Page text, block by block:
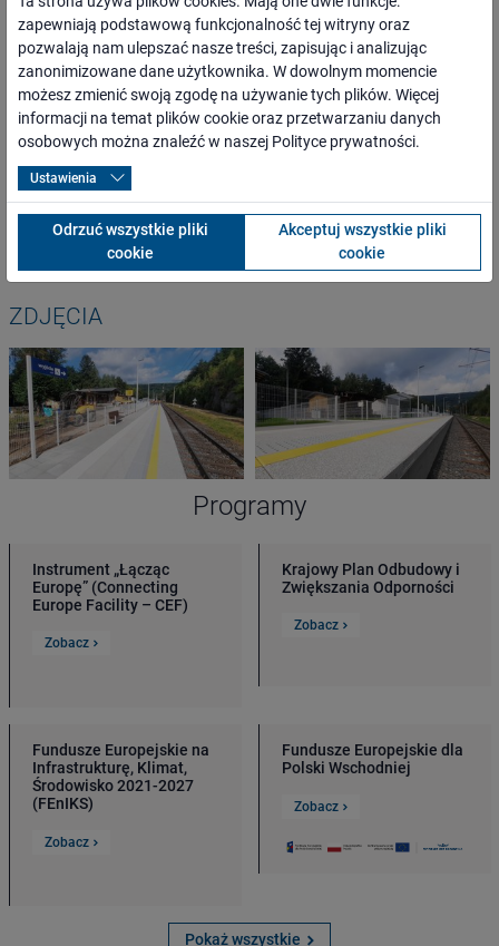
osoby o ograniczonej możliwości poruszania się,
przewoźnicy oraz inni kontrahenci,
media lokalne, regionalne, branżowe i ogólnopolskie,
administracja rządowa i samorządowa,
organizacje pozarządowe.
WARTOŚĆ PROJEKTU
1 562 270,00 PLN
ZDJĘCIA
Programy
Instrument „Łącząc
Europę” (Connecting
Europe Facility – CEF)
Zobacz
Krajowy Plan Odbudowy i
Zwiększania Odporności
Zobacz
Fundusze Europejskie na
Infrastrukturę, Klimat,
Środowisko 2021-2027
(FEnIKS)
Zobacz
Fundusze Europejskie dla
Polski Wschodniej
Zobacz
Pokaż wszystkie
zapewniają podstawową funkcjonalność tej witryny oraz
pozwalają nam ulepszać nasze treści, zapisując i analizując
zanonimizowane dane użytkownika. W dowolnym momencie
możesz zmienić swoją zgodę na używanie tych plików. Więcej
informacji na temat plików cookie oraz przetwarzaniu danych
osobowych można znaleźć w naszej Polityce prywatności.
Ustawienia
Odrzuć wszystkie pliki
cookie
Akceptuj wszystkie pliki
cookie